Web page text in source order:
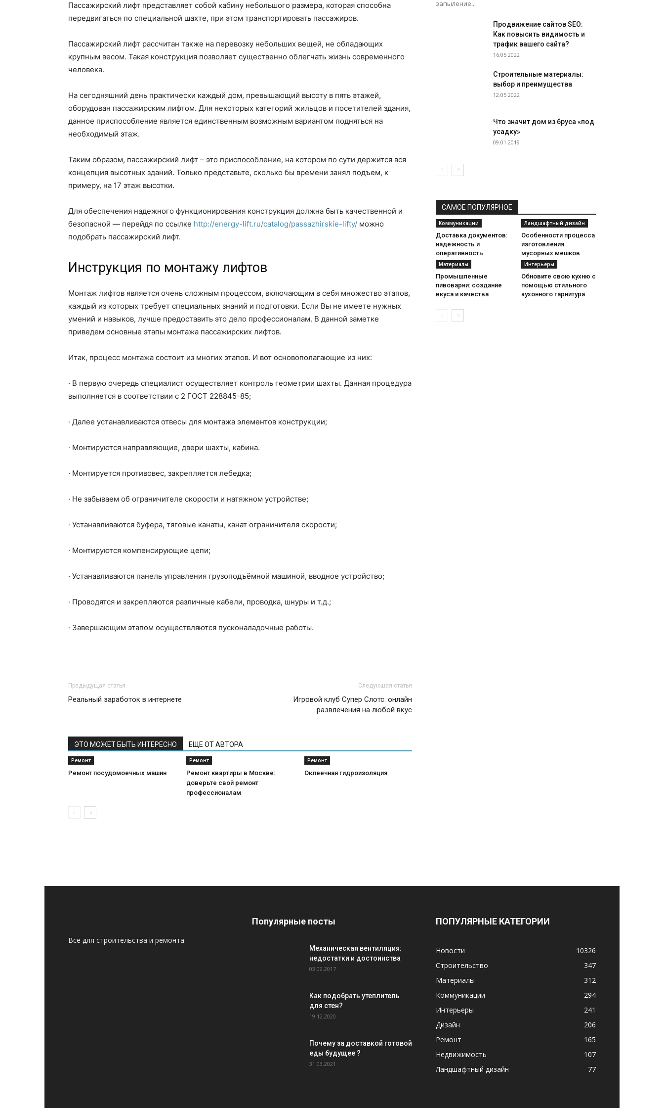
Пассажирский лифт представляет собой кабину небольшого размера, которая способна
передвигаться по специальной шахте, при этом транспортировать пассажиров.
Пассажирский лифт рассчитан также на перевозку небольших вещей, не обладающих
крупным весом. Такая конструкция позволяет существенно облегчать жизнь современного
человека.
На сегодняшний день практически каждый дом, превышающий высоту в пять этажей,
оборудован пассажирским лифтом. Для некоторых категорий жильцов и посетителей здания,
данное приспособление является единственным возможным вариантом подняться на
необходимый этаж.
Таким образом, пассажирский лифт – это приспособление, на котором по сути держится вся
концепция высотных зданий. Только представьте, сколько бы времени занял подъем, к
примеру, на 17 этаж высотки.
Для обеспечения надежного функционирования конструкция должна быть качественной и
безопасной — перейдя по ссылке http://energy-lift.ru/catalog/passazhirskie-lifty/ можно
подобрать пассажирский лифт.
Инструкция по монтажу лифтов
Монтаж лифтов является очень сложным процессом, включающим в себя множество этапов,
каждый из которых требует специальных знаний и подготовки. Если Вы не имеете нужных
умений и навыков, лучше предоставить это дело профессионалам. В данной заметке
приведем основные этапы монтажа пассажирских лифтов.
Итак, процесс монтажа состоит из многих этапов. И вот основополагающие из них:
· В первую очередь специалист осуществляет контроль геометрии шахты. Данная процедура
выполняется в соответствии с 2 ГОСТ 228845-85;
· Далее устанавливаются отвесы для монтажа элементов конструкции;
· Монтируются направляющие, двери шахты, кабина.
· Монтируется противовес, закрепляется лебедка;
· Не забываем об ограничителе скорости и натяжном устройстве;
· Устанавливаются буфера, тяговые канаты, канат ограничителя скорости;
· Монтируются компенсирующие цепи;
· Устанавливаются панель управления грузоподъёмной машиной, вводное устройство;
· Проводятся и закрепляются различные кабели, проводка, шнуры и т.д.;
· Завершающим этапом осуществляются пусконаладочные работы.
Предыдущая статья
Реальный заработок в интернете
Следующая статья
Игровой клуб Супер Слотс: онлайн
развлечения на любой вкус
ЭТО МОЖЕТ БЫТЬ ИНТЕРЕСНО ЕЩЕ ОТ АВТОРА
Ремонт
Ремонт посудомоечных машин
Ремонт
Ремонт квартиры в Москве:
доверьте свой ремонт
профессионалам
Ремонт
Оклеечная гидроизоляция
запыление...
Продвижение сайтов SEO:
Как повысить видимость и
трафик вашего сайта?
16.05.2022
Строительные материалы:
выбор и преимущества
12.05.2022
Что значит дом из бруса «под
усадку»
09.01.2019
САМОЕ ПОПУЛЯРНОЕ
Коммуникации
Доставка документов:
надежность и
оперативность
Ландшафтный дизайн
Особенности процесса
изготовления
мусорных мешков
Материалы
Промышленные
пивоварни: создание
вкуса и качества
Интерьеры
Обновите свою кухню с
помощью стильного
кухонного гарнитура
Всё для строительства и ремонта
Популярные посты
Механическая вентиляция:
недостатки и достоинства
03.09.2017
Как подобрать утеплитель
для стен?
19.12.2020
Почему за доставкой готовой
еды будущее ?
31.03.2021
ПОПУЛЯРНЫЕ КАТЕГОРИИ
Новости
10326
Строительство
347
Материалы
312
Коммуникации
294
Интерьеры
241
Дизайн
206
Ремонт
165
Недвижимость
107
Ландшафтный дизайн
77